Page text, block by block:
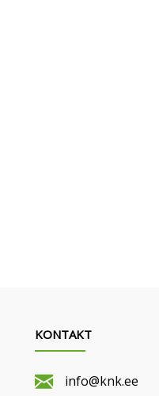
KONTAKT
info@knk.ee